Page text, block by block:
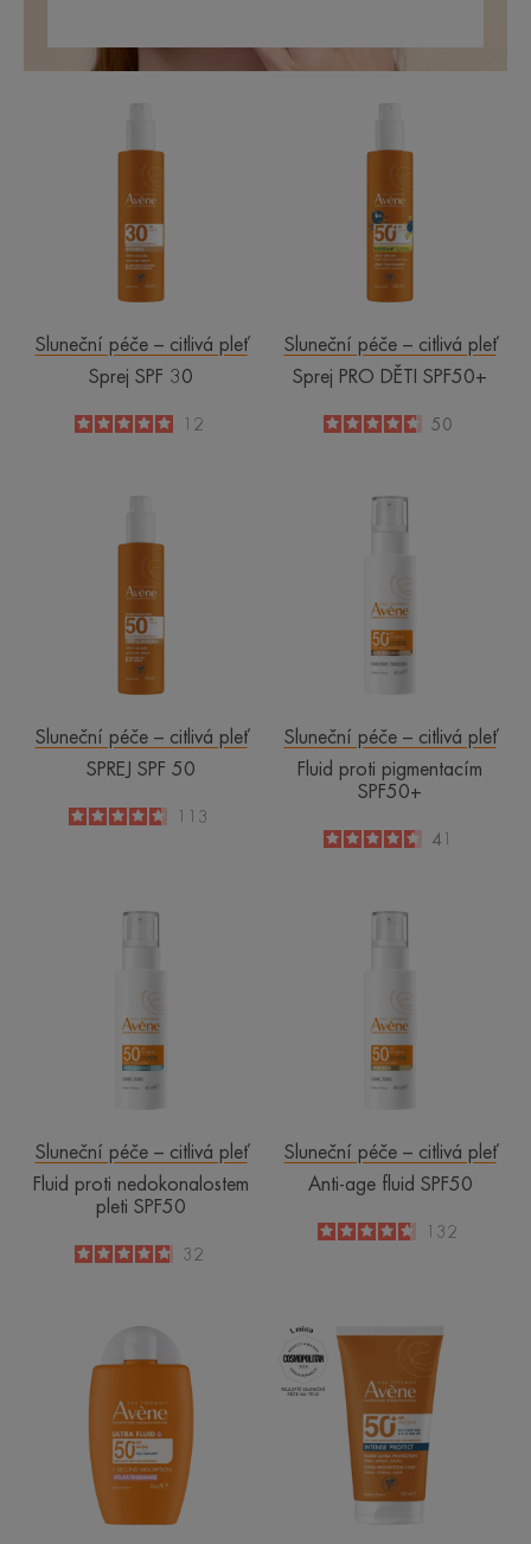
30
Sluneční péče – citlivá pleť
Sprej SPF 30
5/512
DĚTI
Sluneční péče – citlivá pleť
Sprej PRO DĚTI SPF50+
4.6
/
5
50
50
Sluneční péče – citlivá pleť
SPREJ SPF 50
4.7
/5113
Fluid
SPF50+
Sluneční péče – citlivá pleť
Fluid proti pigmentacím
SPF50+
4.6
/
5
41
Fluid
pleti
SPF50
Sluneční péče – citlivá pleť
Fluid proti nedokonalostem
pleti SPF50
4.8
/
5
32
Anti-
SPF50
Sluneční péče – citlivá pleť
Anti-age fluid SPF50
4.6
/5132
ULTRA
Radiance
SPF50+
Protect
SPF50+